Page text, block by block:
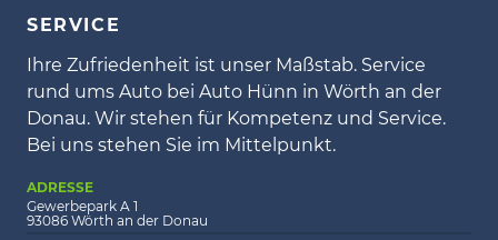
SERVICE
Ihre Zufriedenheit ist unser Maßstab. Service
rund ums Auto bei Auto Hünn in Wörth an der
Donau. Wir stehen für Kompetenz und Service.
Bei uns stehen Sie im Mittelpunkt.
ADRESSE
Gewerbepark A 1
93086 Wörth an der Donau